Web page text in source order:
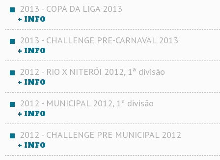
2013 - COPA DA LIGA 2013
+ INFO
2013 - CHALLENGE PRE-CARNAVAL 2013
+ INFO
2012 - RIO X NITERÓI 2012, 1ª divisão
+ INFO
2012 - MUNICIPAL 2012, 1ª divisão
+ INFO
2012 - CHALLENGE PRE MUNICIPAL 2012
+ INFO